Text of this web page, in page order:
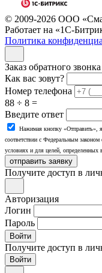
© 2009-2026 ООО
Работает на «1С-
Политика
Заказ обратного звонка
Как вас зовут?
Номер телефона
88 ÷ 8 =
Введите ответ
Нажимая кнопку «Отправить»,
соответствии с Федеральным
условиях и для целей, определенных
отправить заявку
Получите доступ в
Авторизация
Логин
Пароль
Войти
Получите доступ в